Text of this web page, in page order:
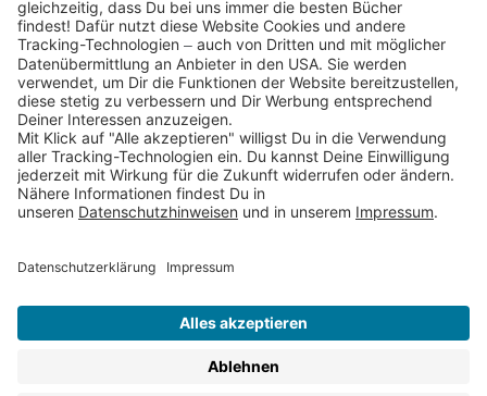
Folge uns auf
* Versandkostenfrei ab 9,00 € Bestellwert innerhalb
Deutschlands
** Lieferzeit 1-3 Werktage innerhalb Deutschlands
Thienemann-Esslinger Verlag GmbH, Blumenstraße 36, D-70182